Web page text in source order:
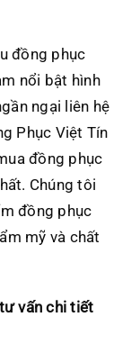
đồng phục
nổi bật hình
ngại liên hệ
Phục Việt Tín
đồng phục
Chúng tôi
đồng phục
mỹ và chất
vấn chi tiết